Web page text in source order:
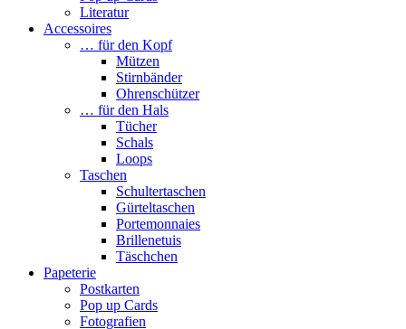
Literatur
Accessoires
… für den Kopf
Mützen
Stirnbänder
Ohrenschützer
… für den Hals
Tücher
Schals
Loops
Taschen
Schultertaschen
Gürteltaschen
Portemonnaies
Brillenetuis
Täschchen
Papeterie
Postkarten
Pop up Cards
Fotografien